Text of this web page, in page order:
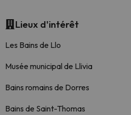
Lieux d'intérêt
Les Bains de Llo
Musée municipal de Llivia
Bains romains de Dorres
Bains de Saint-Thomas